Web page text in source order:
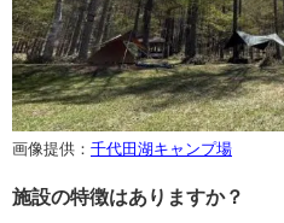
画像提供： 千代田湖キャンプ場
施設の特徴はありますか？